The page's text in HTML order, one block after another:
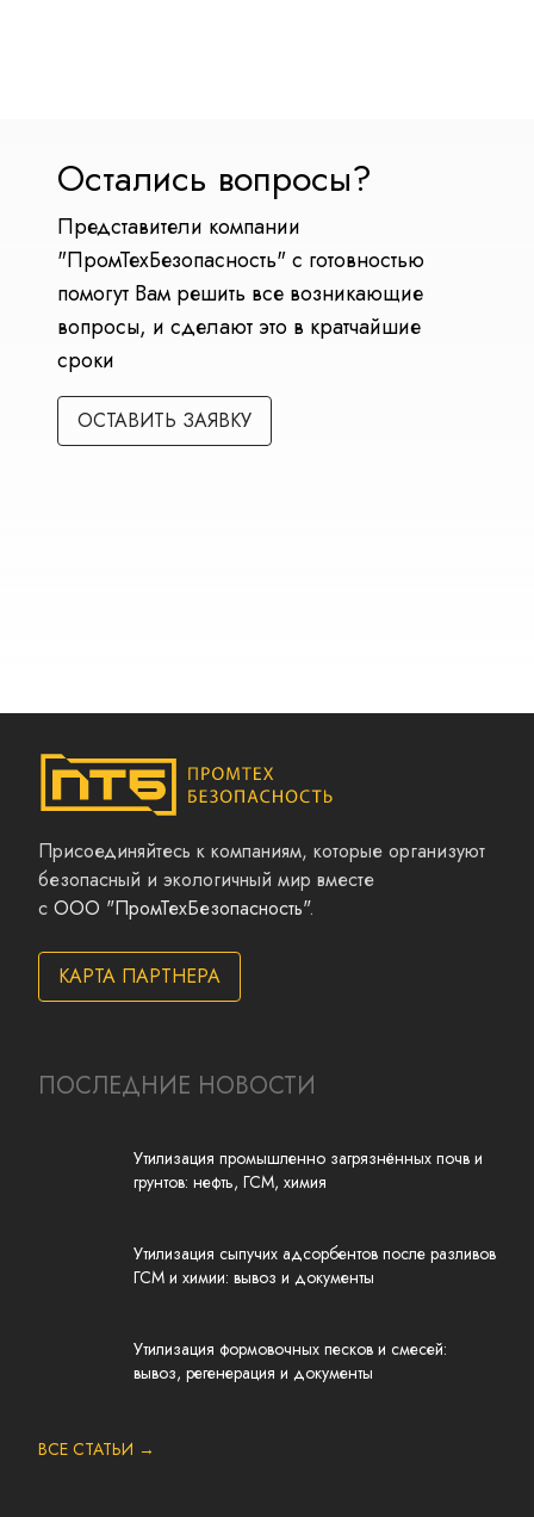
Остались вопросы?
Представители компании
"ПромТехБезопасность" с готовностью
помогут Вам решить все возникающие
вопросы, и сделают это в кратчайшие
сроки
ОСТАВИТЬ ЗАЯВКУ
Присоединяйтесь к компаниям, которые организуют
безопасный и экологичный мир вместе
с ООО "ПромТехБезопасность".
КАРТА ПАРТНЕРА
ПОСЛЕДНИЕ НОВОСТИ
Утилизация промышленно загрязнённых почв и
грунтов: нефть, ГСМ, химия
Утилизация сыпучих адсорбентов после разливов
ГСМ и химии: вывоз и документы
Утилизация формовочных песков и смесей:
вывоз, регенерация и документы
ВСЕ СТАТЬИ →